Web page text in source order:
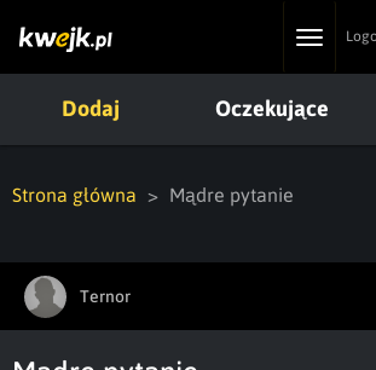
Toggle
Dodaj Oczekujące
Strona główna Mądre pytanie
Ternor